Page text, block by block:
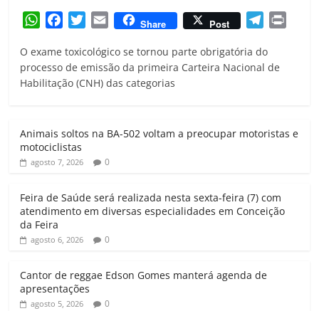
W
a
t
s
p
c
e
b
k
i
t
t
a
i
l
Share Post
l
e
m
O exame toxicológico se tornou parte obrigatória do
processo de emissão da primeira Carteira Nacional de
Habilitação (CNH) das categorias
Animais soltos na BA-502 voltam a preocupar motoristas e
motociclistas
agosto 7, 2026 0
Feira de Saúde será realizada nesta sexta-feira (7) com
atendimento em diversas especialidades em Conceição
da Feira
agosto 6, 2026 0
Cantor de reggae Edson Gomes manterá agenda de
apresentações
agosto 5, 2026 0